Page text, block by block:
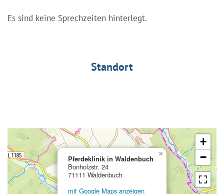
Es sind keine Sprechzeiten hinterlegt.
Standort
Pferdeklinik in Waldenbuch
Bonholzstr. 24
71111 Waldenbuch
mit Google Maps anzeigen
×
+
−